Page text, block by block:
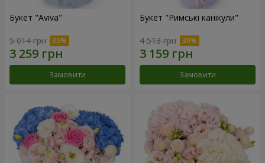
Букет "Aviva"
5 014 грн
Замовити
Букет "Римські канікули"
4 513 грн
Замовити